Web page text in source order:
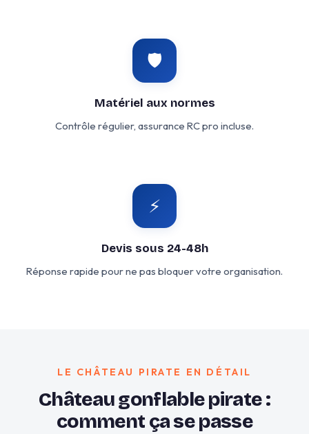
🛡️
Matériel aux normes
Contrôle régulier, assurance RC pro incluse.
⚡
Devis sous 24-48h
Réponse rapide pour ne pas bloquer votre organisation.
LE CHÂTEAU PIRATE EN DÉTAIL
Château gonflable pirate :
comment ça se passe